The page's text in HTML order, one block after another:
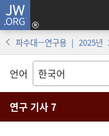
JW.ORG
파수대—연구용 | 2025년
언어
연구 기사 7